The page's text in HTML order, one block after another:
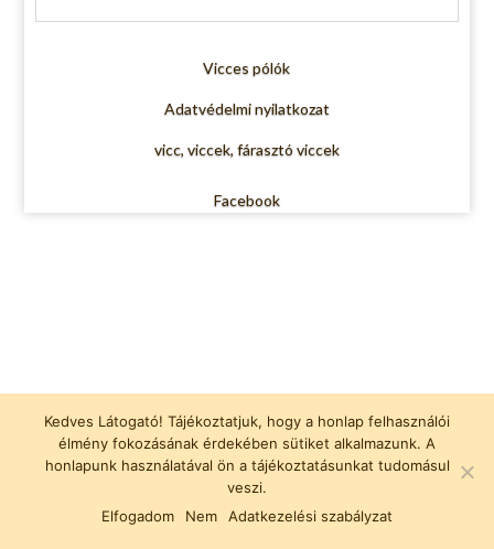
Vicces pólók
Adatvédelmi nyilatkozat
vicc, viccek, fárasztó viccek
Facebook
Kedves Látogató! Tájékoztatjuk, hogy a honlap felhasználói
élmény fokozásának érdekében sütiket alkalmazunk. A
honlapunk használatával ön a tájékoztatásunkat tudomásul
veszi.
Elfogadom
Nem Adatkezelési szabályzat